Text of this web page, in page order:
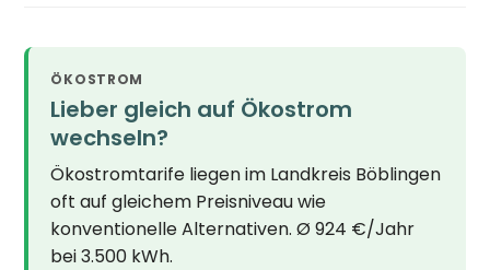
ÖKOSTROM
Lieber gleich auf Ökostrom
wechseln?
Ökostromtarife liegen im Landkreis Böblingen
oft auf gleichem Preisniveau wie
konventionelle Alternativen. Ø 924 €/Jahr
bei 3.500 kWh.